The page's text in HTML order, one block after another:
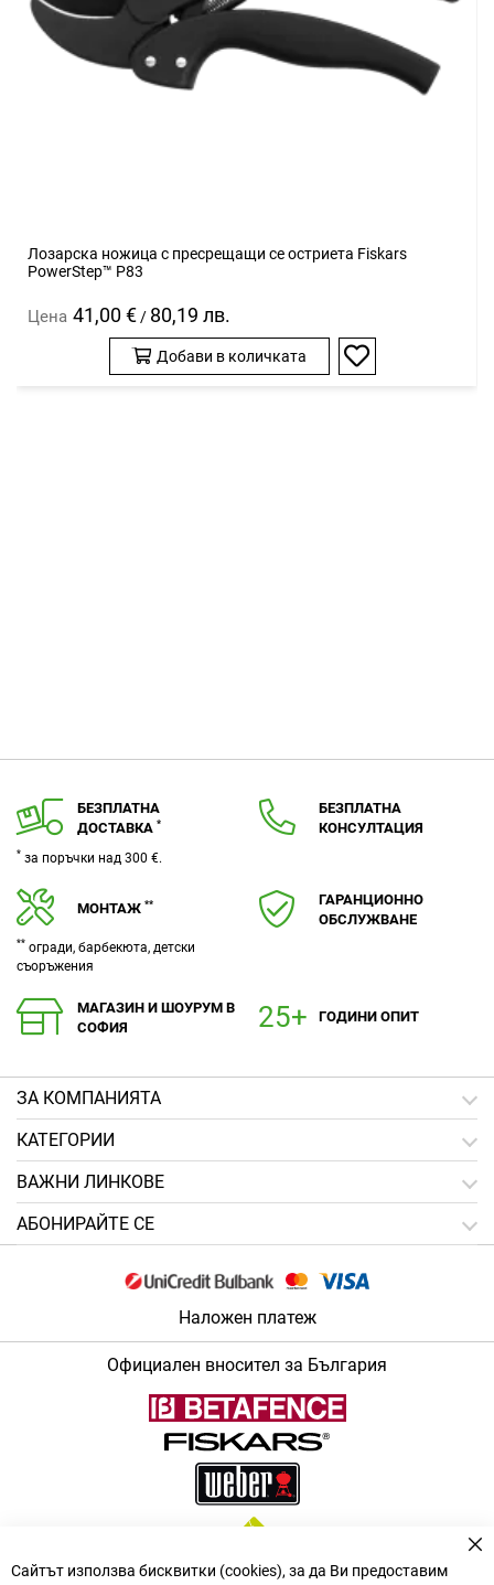
Лозарска ножица с пресрещащи се остриета Fiskars
PowerStep™ P83
Цена 41,00 €/ 80,19 лв.
Добави в количката
Добави
БЕЗПЛАТНА
ДОСТАВКА *
* за поръчки над 300 €.
БЕЗПЛАТНА
КОНСУЛТАЦИЯ
МОНТАЖ **
** огради, барбекюта, детски
съоръжения
ГАРАНЦИОННО
ОБСЛУЖВАНЕ
МАГАЗИН И ШОУРУМ В
СОФИЯ
ГОДИНИ ОПИТ
ЗA КОМПАНИЯТА
КАТЕГОРИИ
ВАЖНИ ЛИНКОВЕ
АБОНИРАЙТЕ СЕ
Наложен платеж
Официален вносител за България
Сайтът използва бисквитки (cookies), за да Ви предоставим